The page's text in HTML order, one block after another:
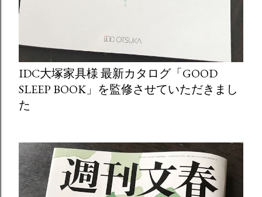
IDC大塚家具様 最新カタログ「GOOD
SLEEP BOOK」を監修させていただきまし
た